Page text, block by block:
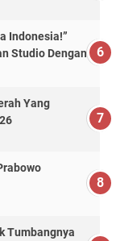
Indonesia!”
Studio Dengan
Yang
Tumbangnya